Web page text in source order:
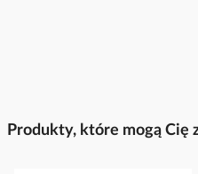
Produkty, które mogą Cię